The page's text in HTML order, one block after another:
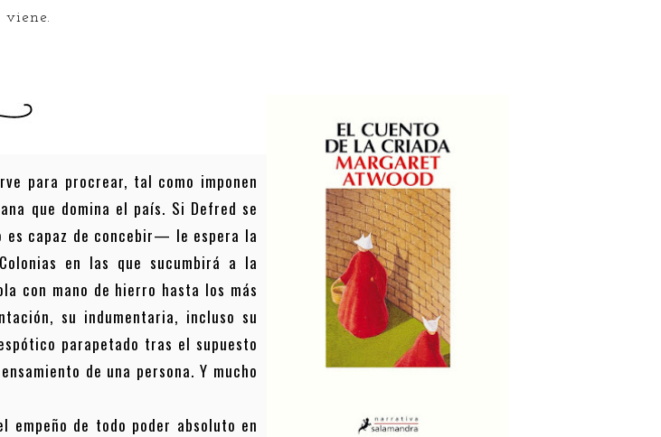
viene.
para procrear, tal como imponen
que domina el país. Si Defred se
capaz de concebir— le espera la
en las que sucumbirá a la
con mano de hierro hasta los más
su indumentaria, incluso su
parapetado tras el supuesto
de una persona. Y mucho
de todo poder absoluto en